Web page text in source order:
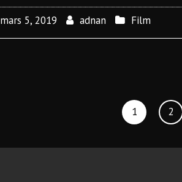
mars 5, 2019 adnan Film
1 2